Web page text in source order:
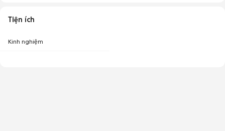
Tiện ích
Kinh nghiệm